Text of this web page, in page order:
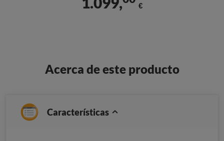
€
Acerca de este producto
Características